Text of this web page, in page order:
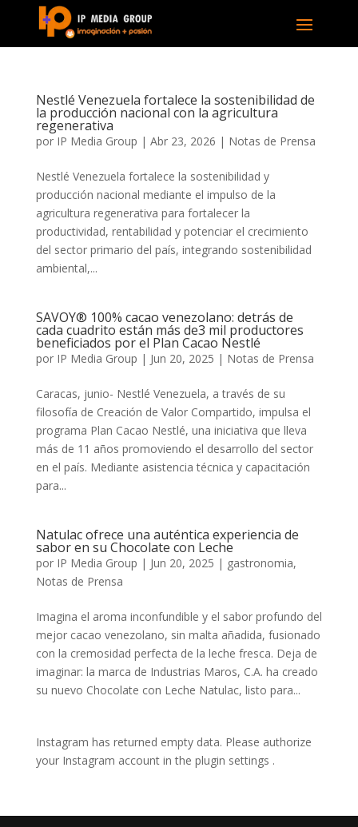
Nestlé Venezuela fortalece la sostenibilidad de
la producción nacional con la agricultura
regenerativa
por IP Media Group | Abr 23, 2026 | Notas de Prensa
Nestlé Venezuela fortalece la sostenibilidad y
producción nacional mediante el impulso de la
agricultura regenerativa para fortalecer la
productividad, rentabilidad y potenciar el crecimiento
del sector primario del país, integrando sostenibilidad
ambiental,...
SAVOY® 100% cacao venezolano: detrás de
cada cuadrito están más de3 mil productores
beneficiados por el Plan Cacao Nestlé
por IP Media Group | Jun 20, 2025 | Notas de Prensa
Caracas, junio- Nestlé Venezuela, a través de su
filosofía de Creación de Valor Compartido, impulsa el
programa Plan Cacao Nestlé, una iniciativa que lleva
más de 11 años promoviendo el desarrollo del sector
en el país. Mediante asistencia técnica y capacitación
para...
Natulac ofrece una auténtica experiencia de
sabor en su Chocolate con Leche
por IP Media Group | Jun 20, 2025 | gastronomia,
Notas de Prensa
Imagina el aroma inconfundible y el sabor profundo del
mejor cacao venezolano, sin malta añadida, fusionado
con la cremosidad perfecta de la leche fresca. Deja de
imaginar: la marca de Industrias Maros, C.A. ha creado
su nuevo Chocolate con Leche Natulac, listo para...
Instagram has returned empty data. Please authorize
your Instagram account in the plugin settings .